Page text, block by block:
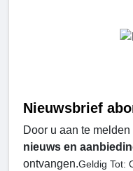
Nieuwsbrief
Door u aan te
nieuws en
ontvangen.Geldig Tot: